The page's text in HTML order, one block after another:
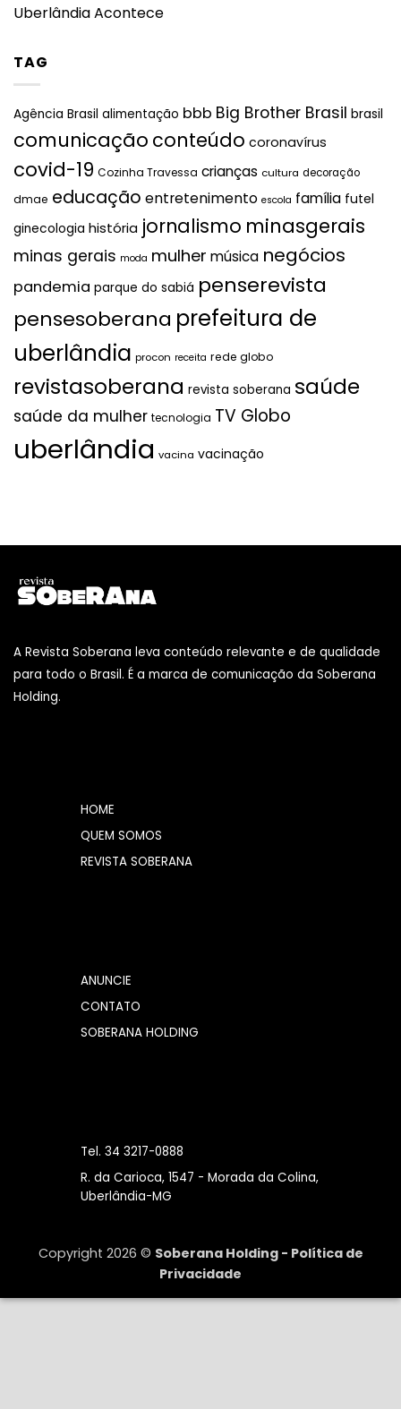
Uberlândia Acontece
TAG
Agência Brasil alimentação bbb Big Brother Brasil brasil
comunicação conteúdo coronavírus
covid-19 Cozinha Travessa crianças cultura decoração
dmae educação entretenimento escola família futel
ginecologia história jornalismo minasgerais
minas gerais moda mulher música negócios
pandemia parque do sabiá penserevista
pensesoberana prefeitura de
uberlândia procon receita rede globo
revistasoberana revista soberana saúde
saúde da mulher tecnologia TV Globo
uberlândia vacina vacinação
A Revista Soberana leva conteúdo relevante e de qualidade
para todo o Brasil. É a marca de comunicação da Soberana
Holding.
HOME
QUEM SOMOS
REVISTA SOBERANA
ANUNCIE
CONTATO
SOBERANA HOLDING
Tel. 34 3217-0888
R. da Carioca, 1547 - Morada da Colina,
Uberlândia-MG
Copyright 2026 © Soberana Holding - Política de
Privacidade